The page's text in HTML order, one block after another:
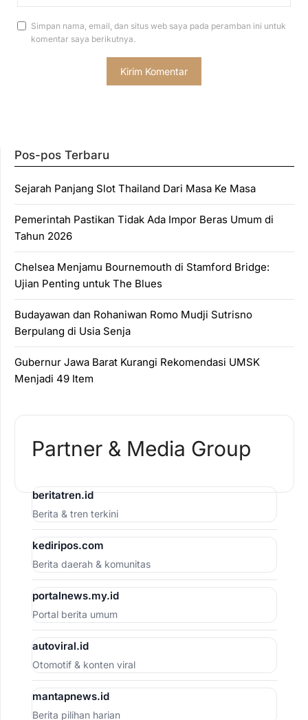
Simpan nama, email, dan situs web saya pada peramban ini untuk
komentar saya berikutnya.
Pos-pos Terbaru
Sejarah Panjang Slot Thailand Dari Masa Ke Masa
Pemerintah Pastikan Tidak Ada Impor Beras Umum di
Tahun 2026
Chelsea Menjamu Bournemouth di Stamford Bridge:
Ujian Penting untuk The Blues
Budayawan dan Rohaniwan Romo Mudji Sutrisno
Berpulang di Usia Senja
Gubernur Jawa Barat Kurangi Rekomendasi UMSK
Menjadi 49 Item
Partner & Media Group
beritatren.id
Berita & tren terkini
kediripos.com
Berita daerah & komunitas
portalnews.my.id
Portal berita umum
autoviral.id
Otomotif & konten viral
mantapnews.id
Berita pilihan harian